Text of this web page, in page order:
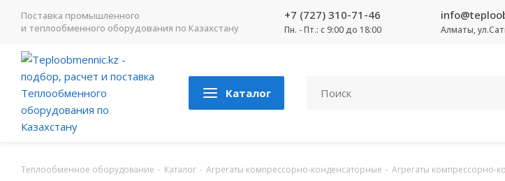
Поставка промышленного
и теплообменного оборудования по Казахстану
+7 (727) 310-71-46
Пн. - Пт.: с 9:00 до 18:00 Алматы,
Каталог
Теплообменное оборудование - Каталог - Агрегаты компрессорно-конденсаторные - Агрегаты компрессорно-